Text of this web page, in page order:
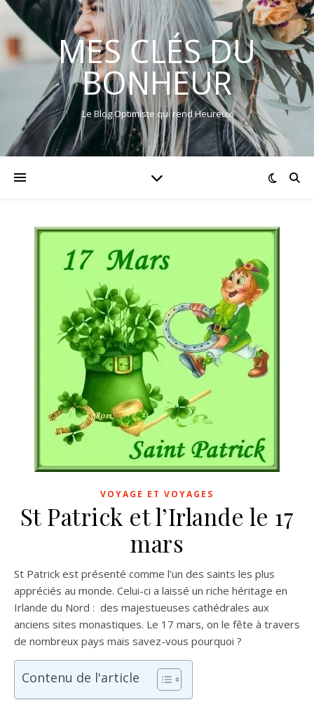
MES CLÉS DU
BONHEUR
Le Blog Optimiste qui rend Heureux
VOYAGE ET VOYAGES
St Patrick et l’Irlande le 17
mars
St Patrick est présenté comme l’un des saints les plus
appréciés au monde. Celui-ci a laissé un riche héritage en
Irlande du Nord : des majestueuses cathédrales aux
anciens sites monastiques. Le 17 mars, on le fête à travers
de nombreux pays mais savez-vous pourquoi ?
Contenu de l'article